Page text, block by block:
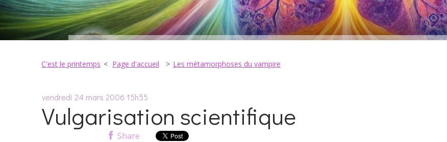
C'est le printemps Page d'accueil Les métamorphoses du vampire
vendredi 24 mars 2006 15h55
Vulgarisation scientifique
Share